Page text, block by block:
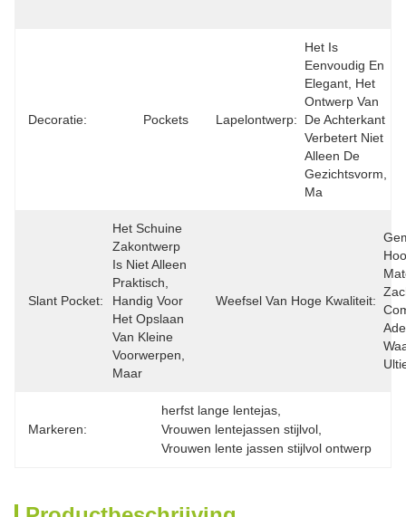
Decoratie: Pockets Lapelontwerp:
Het Is
Eenvoudig En
Elegant, Het
Ontwerp Van
De Achterkant
Verbetert Niet
Alleen De
Gezichtsvorm,
Ma
Slant Pocket:
Het Schuine
Zakontwerp
Is Niet Alleen
Praktisch,
Handig Voor
Het Opslaan
Van Kleine
Voorwerpen,
Maar
Weefsel Van Hoge Kwaliteit:
Markeren:
herfst lange lentejas
Vrouwen lentejassen stijlvol
Vrouwen lente jassen stijlvol ontwerp